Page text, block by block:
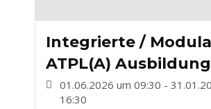
Integrierte /
ATPL(A)
01.06.2026 um 09:30 -
16:30